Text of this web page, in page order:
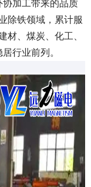
加工带来的品质
除铁领域，累计服
材、煤炭、化工、
行业前列。